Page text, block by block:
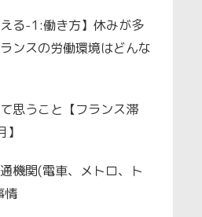
える-1:働き方】休みが多
ンスの労働環境はどんな
思うこと【フランス滞
機関(電車、メトロ、ト
情